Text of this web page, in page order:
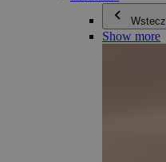
Wstecz
Show more